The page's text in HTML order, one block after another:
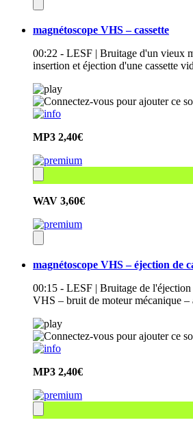
magnétoscope VHS – cassette
00:22 - LESF | Bruitage d'un vieux
insertion et éjection d'une cassette
MP3 2,40€
WAV 3,60€
magnétoscope VHS – éjection de
00:15 - LESF | Bruitage de l'éjection
VHS – bruit de moteur mécanique –
MP3 2,40€